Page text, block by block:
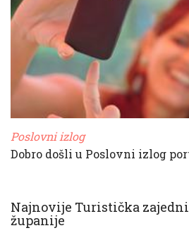
Poslovni izlog
Dobro došli u Poslovni izlog
Najnovije Turistička
županije